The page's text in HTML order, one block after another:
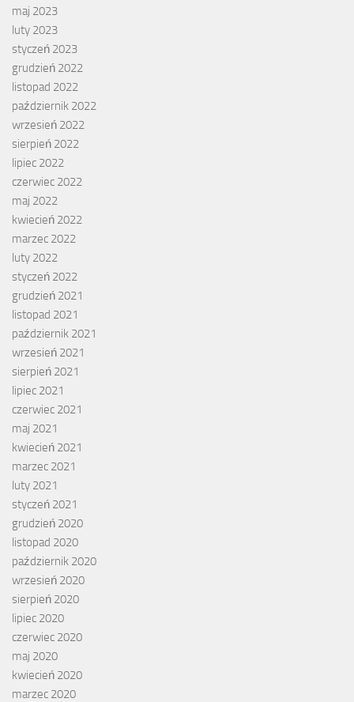
maj 2023
luty 2023
styczeń 2023
grudzień 2022
listopad 2022
październik 2022
wrzesień 2022
sierpień 2022
lipiec 2022
czerwiec 2022
maj 2022
kwiecień 2022
marzec 2022
luty 2022
styczeń 2022
grudzień 2021
listopad 2021
październik 2021
wrzesień 2021
sierpień 2021
lipiec 2021
czerwiec 2021
maj 2021
kwiecień 2021
marzec 2021
luty 2021
styczeń 2021
grudzień 2020
listopad 2020
październik 2020
wrzesień 2020
sierpień 2020
lipiec 2020
czerwiec 2020
maj 2020
kwiecień 2020
marzec 2020